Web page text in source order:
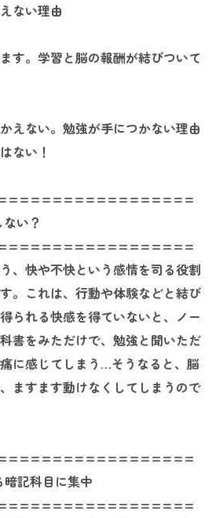
ない理由
す。学習と脳の報酬が結びついて
えない。勉強が手につかない理由
ない！
ない？
、快や不快という感情を司る役割
。これは、行動や体験などと結び
られる快感を得ていないと、ノー
書をみただけで、勉強と聞いただ
に感じてしまう…そうなると、脳
ますます動けなくしてしまうので
暗記科目に集中